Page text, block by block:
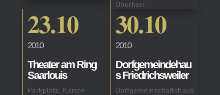
Überherr
23.10
2010
Theater am Ring
Saarlouis
Parkplatz, Kaiser-
30.10
2010
Dorfgemeindehau
s Friedrichsweiler
Dorfgemeinschaftshaus